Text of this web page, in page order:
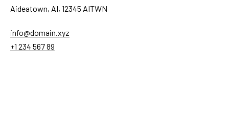
Aideatown, AI, 12345 AITWN
info@domain.xyz
+1 234 567 89